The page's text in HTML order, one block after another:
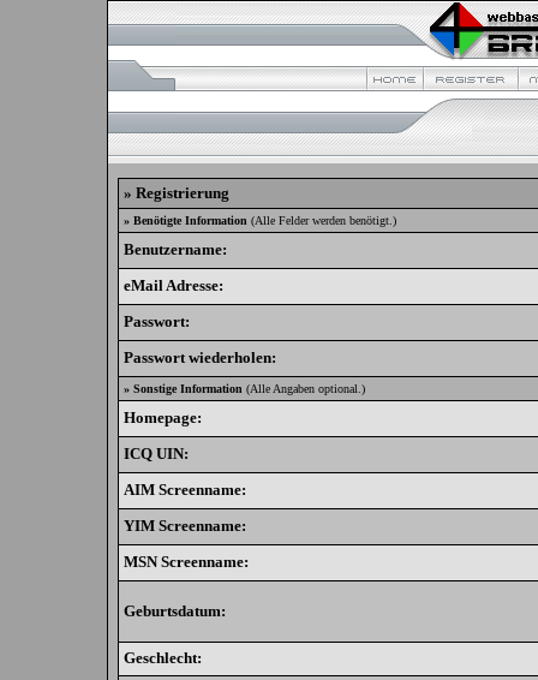
» Registrierung
» Benötigte Information (Alle Felder werden benötigt.)
Benutzername:
eMail Adresse:
Passwort:
Passwort wiederholen:
» Sonstige Information (Alle Angaben optional.)
Homepage:
ICQ UIN:
AIM Screenname:
YIM Screenname:
MSN Screenname:
Geburtsdatum:
Geschlecht: